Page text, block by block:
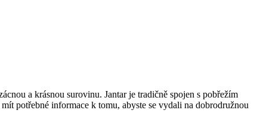
a krásnou surovinu. Jantar je tradičně spojen s pobřežím
potřebné informace k tomu, abyste se vydali na dobrodružnou